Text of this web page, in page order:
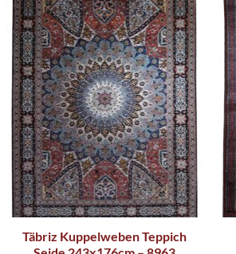
Täbriz Kuppelweben Teppich